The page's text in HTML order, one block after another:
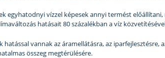
egyhatodnyi vízzel képesek annyi termést
hatásait 80 százalékban a víz
hatással vannak az áramellátásra, az
összeg megtérülésére.